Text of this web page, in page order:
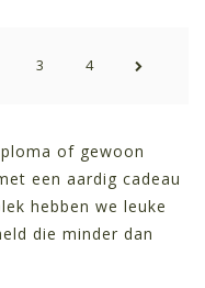
3 4
of gewoon
een aardig cadeau
hebben we leuke
die minder dan